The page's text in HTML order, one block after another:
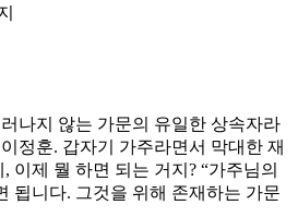
나지 않는 가문의 유일한 상속자라
정훈. 갑자기 가주라면서 막대한 재
이제 뭘 하면 되는 거지? “가주님의
됩니다. 그것을 위해 존재하는 가문